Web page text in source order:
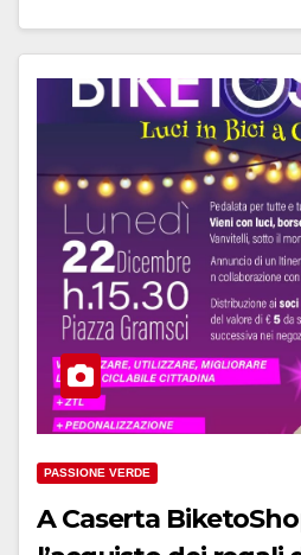
PASSIONE VERDE
A Caserta